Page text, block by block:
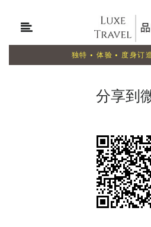
独特 • 体验 • 度身订
分享到